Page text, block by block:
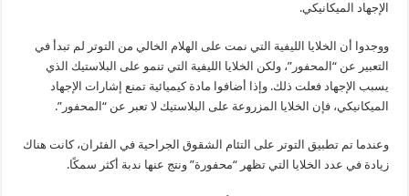
الإجهاد الميكانيكي.
ووجدوا أن الخلايا الليفية التي نمت على الهلام الخالي من التوتر لم تبدأ في
التعبير عن “المحفور”، ولكن الخلايا الليفية التي تنمو على البلاستيك الذي
يسبب الإجهاد فعلت ذلك. وإذا أضافوا مادة كيميائية تمنع إشارات الإجهاد
الميكانيكي، فإن الخلايا المزروعة على البلاستيك لا تعبر عن “المحفور”.
وعندما تم تطبيق التوتر على التئام الشقوق الجراحية في الفئران، كانت هناك
زيادة في عدد الخلايا التي تظهر “محفورة” ونتج عنها ندبة أكثر سمكًا.